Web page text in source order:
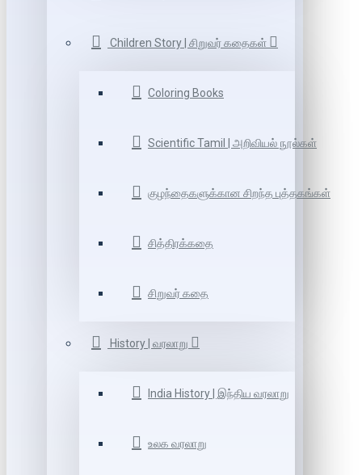
Children Story | சிறுவர் கதைகள்
Coloring Books
Scientific Tamil | அறிவியல் நூல்கள்
குழந்தைகளுக்கான சிறந்த புத்தகங்கள்
சித்திரக்கதை
சிறுவர் கதை
History | வரலாறு
India History | இந்திய வரலாறு
உலக வரலாறு